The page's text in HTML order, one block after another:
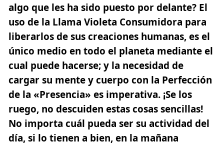
algo que les ha sido puesto por delante? El
uso de la Llama Violeta Consumidora para
liberarlos de sus creaciones humanas, es el
único medio en todo el planeta mediante el
cual puede hacerse; y la necesidad de
cargar su mente y cuerpo con la Perfección
de la «Presencia» es imperativa. ¡Se los
ruego, no descuiden estas cosas sencillas!
No importa cuál pueda ser su actividad del
día, si lo tienen a bien, en la mañana